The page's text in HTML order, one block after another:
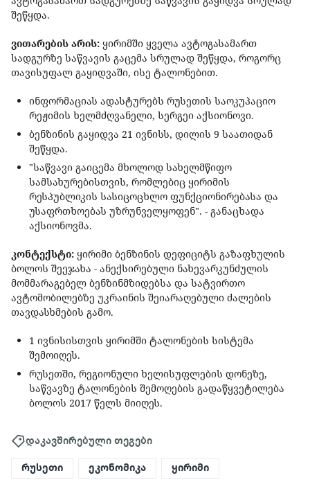
შეწყდა.
ვითარების არის: ყირიმში ყველა ავტოგასამართ
სადგურზე საწვავის გაცემა სრულად შეწყდა, როგორც
თავისუფალ გაყიდვაში, ისე ტალონებით.
ინფორმაციას ადასტურებს რუსეთის საოკუპაციო
რეჟიმის ხელმძღვანელი, სერგეი აქსიონოვი.
ბენზინის გაყიდვა 21 ივნისს, დილის 9 საათიდან
შეწყდა.
"საწვავი გაიცემა მხოლოდ სახელმწიფო
სამსახურებისთვის, რომლებიც ყირიმის
რესპუბლიკის სასიცოცხლო ფუნქციონირებასა და
უსაფრთხოებას უზრუნველყოფენ". - განაცხადა
აქსიონოვმა.
კონტექსტი: ყირიმი ბენზინის დეფიციტს გაზაფხულის
ბოლოს შეეჯახა - ანექსირებული ნახევარკუნძულის
მომმარაგებელ ბენზინმზიდებსა და სატვირთო
ავტომობილებზე უკრაინის შეიარაღებული ძალების
თავდასხმების გამო.
1 ივნისისთვის ყირიმში ტალონების სისტემა
შემოიღეს.
რუსეთში, რეგიონული ხელისუფლების დონეზე,
საწვავზე ტალონების შემოღების გადაწყვეტილება
ბოლოს 2017 წელს მიიღეს.
დაკავშირებული თეგები
რუსეთი ეკონომიკა ყირიმი